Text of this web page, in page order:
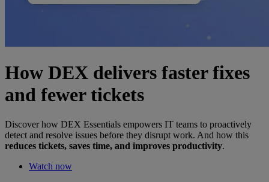
How DEX delivers faster fixes
and fewer tickets
Discover how DEX Essentials empowers IT teams to proactively
detect and resolve issues before they disrupt work. And how this
reduces tickets, saves time, and improves productivity.
Watch now